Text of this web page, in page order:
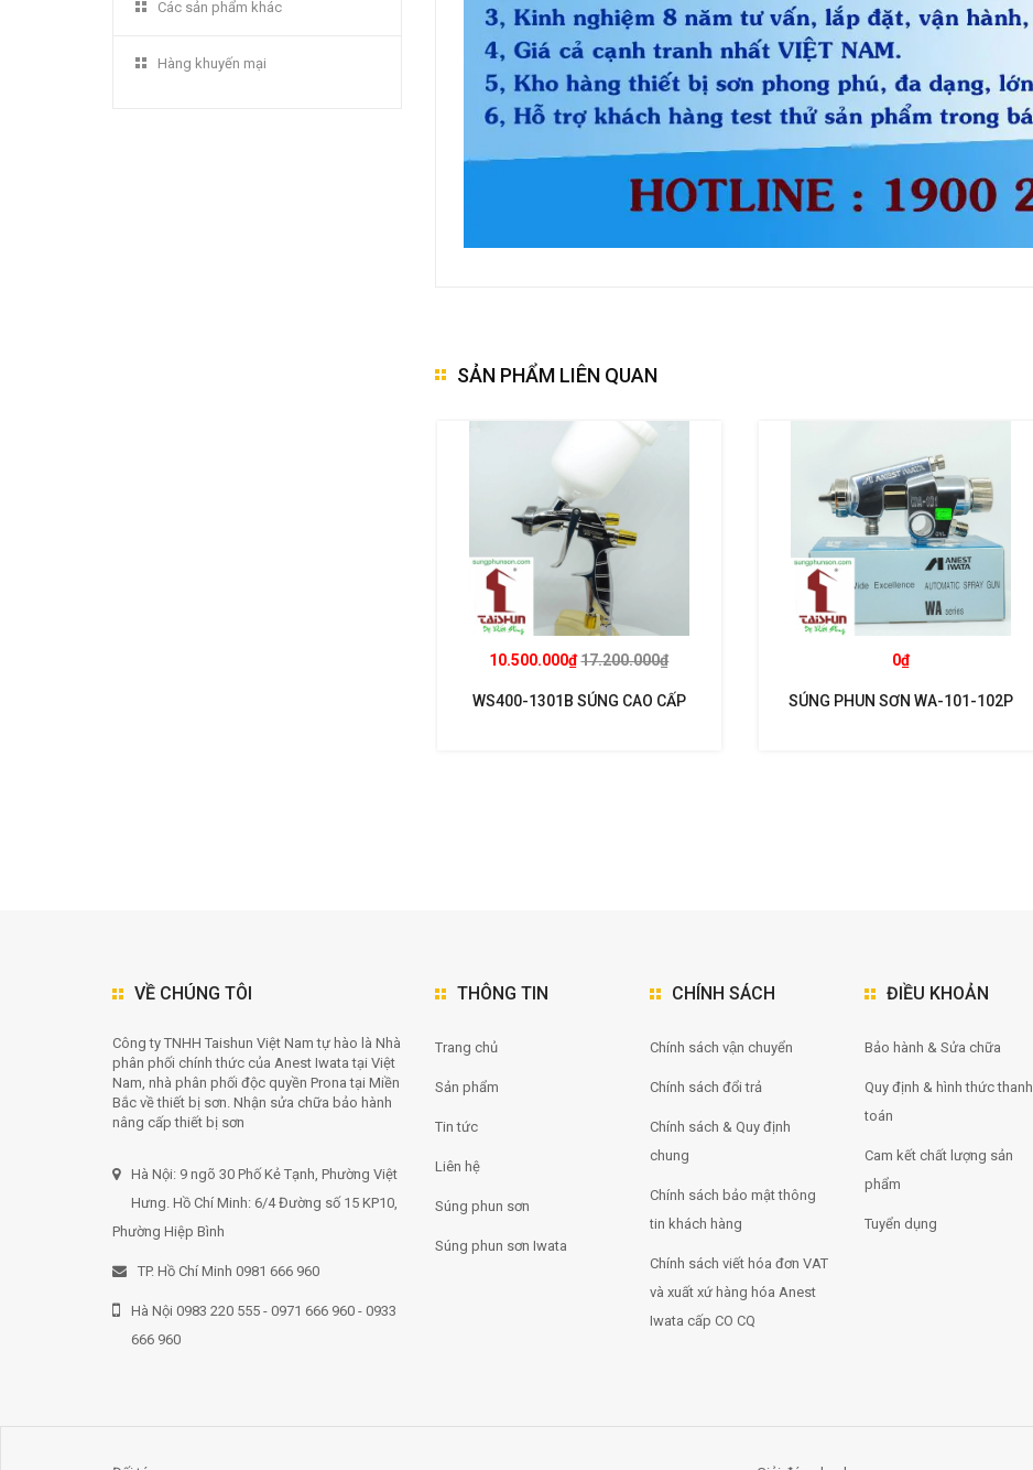
SẢN PHẨM LIÊN QUAN
10.500.000₫17.200.000₫
WS400-1301B SÚNG CAO CẤP
0₫
SÚNG PHUN SƠN WA-101-102P
Các sản phẩm khác
Hàng khuyến mại
VỀ CHÚNG TÔI
Công ty TNHH Taishun Việt Nam tự hào là Nhà
phân phối chính thức của Anest Iwata tại Việt
Nam, nhà phân phối độc quyền Prona tại Miền
Bắc về thiết bị sơn. Nhận sửa chữa bảo hành
nâng cấp thiết bị sơn
Hà Nội: 9 ngõ 30 Phố Kẻ Tạnh, Phường Việt
Hưng. Hồ Chí Minh: 6/4 Đường số 15 KP10,
Phường Hiệp Bình
TP. Hồ Chí Minh 0981 666 960
Hà Nội 0983 220 555 - 0971 666 960 - 0933
666 960
THÔNG TIN
Trang chủ
Sản phẩm
Tin tức
Liên hệ
Súng phun sơn
Súng phun sơn Iwata
CHÍNH SÁCH
Chính sách vận chuyển
Chính sách đổi trả
Chính sách & Quy định
chung
Chính sách bảo mật thông
tin khách hàng
Chính sách viết hóa đơn VAT
và xuất xứ hàng hóa Anest
Iwata cấp CO CQ
ĐIỀU KHOẢN
Bảo hành & Sửa chữa
Quy định & hình thức thanh
toán
Cam kết chất lượng sản
phẩm
Tuyển dụng